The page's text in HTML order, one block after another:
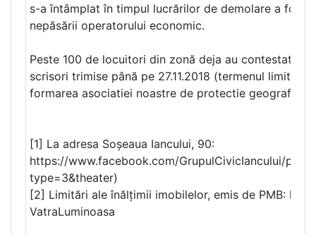
s-a întâmplat în timpul lucrărilor de demolare a
nepăsării operatorului economic.
Peste 100 de locuitori din zonă deja au contestat
scrisori trimise până pe 27.11.2018 (termenul limită
formarea asociatiei noastre de protectie geografic-
[1] La adresa Soșeaua Iancului, 90:
https://www.facebook.com/GrupulCivicIancului/
type=3&theater)
[2] Limitări ale înălțimii imobilelor, emis de PMB:
VatraLuminoasa